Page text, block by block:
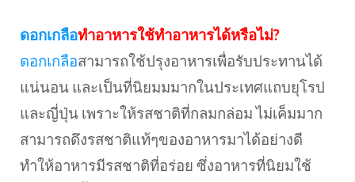
ดอกเกลือทำอาหารใช้ทำอาหารได้หรือไม่?
ดอกเกลือสามารถใช้ปรุงอาหารเพื่อรับประทานได้
แน่นอน และเป็นที่นิยมมมากในประเทศแถบยุโรป
และญี่ปุ่น เพราะให้รสชาติที่กลมกล่อม ไม่เค็มมาก
สามารถดึงรสชาติแท้ๆของอาหารมาได้อย่างดี
ทำให้อาหารมีรสชาติที่อร่อย ซึ่งอาหารที่นิยมใช้